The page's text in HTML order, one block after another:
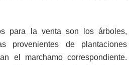
para la venta son los árboles,
provenientes de plantaciones
el marchamo correspondiente.